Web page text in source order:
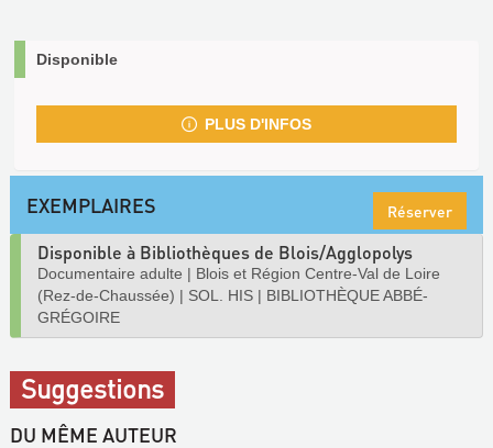
Disponible
PLUS D'INFOS
EXEMPLAIRES Réserver
Disponible à Bibliothèques de Blois/Agglopolys
Documentaire adulte | Blois et Région Centre-Val de Loire
(Rez-de-Chaussée) | SOL. HIS | BIBLIOTHÈQUE ABBÉ-
GRÉGOIRE
Suggestions
DU MÊME AUTEUR